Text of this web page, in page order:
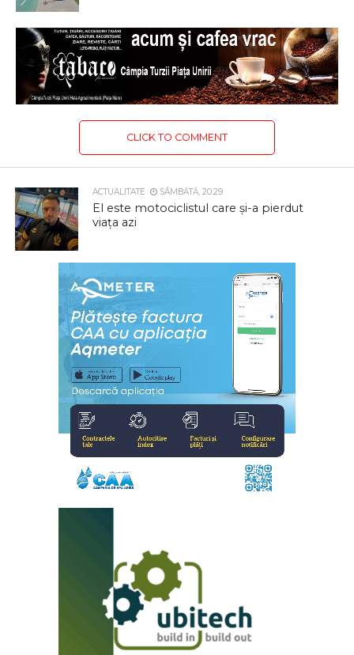
CLICK TO COMMENT
ACTUALITATE SÂMBĂTĂ, 20:29
El este motociclistul care și-a pierdut
viața azi